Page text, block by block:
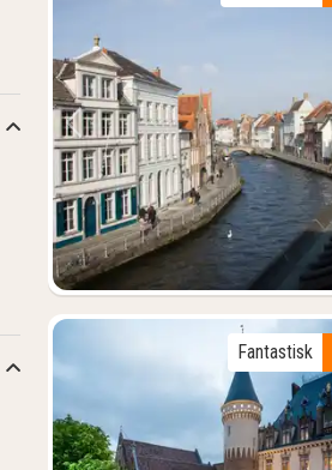
Forrige bilde
Fantastisk